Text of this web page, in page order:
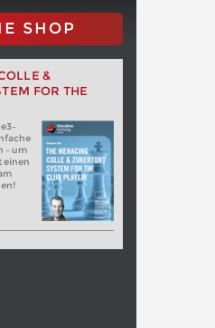
SHOP
&
FOR THE
– um
einen